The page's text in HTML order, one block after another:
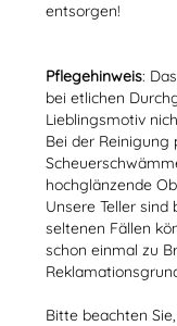
entsorgen!
Pflegehinweis:
bei etlichen
Lieblingsmotiv
Bei der Reinigung
hochglänzende
Unsere Teller
seltenen Fällen
schon einmal zu
Bitte beachten